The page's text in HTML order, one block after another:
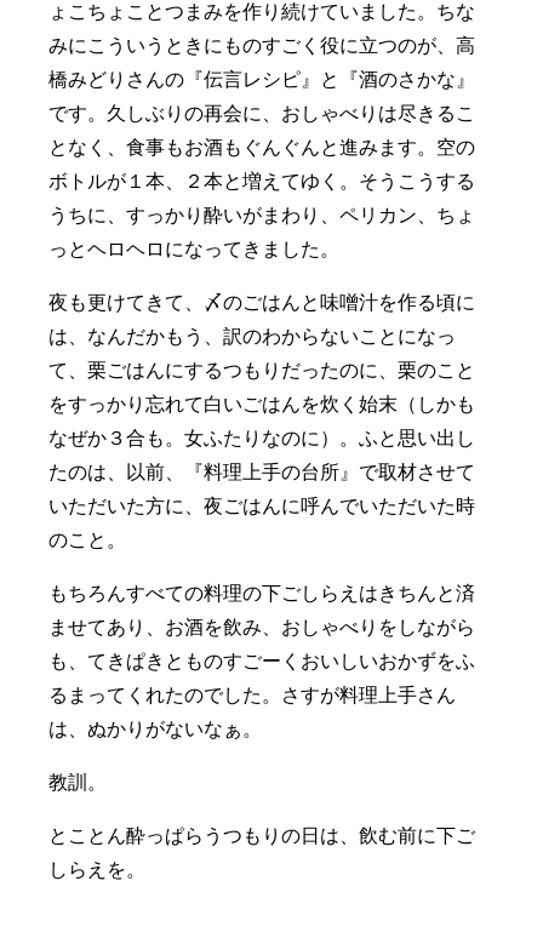
ょこちょことつまみを作り続けていました。ちな
みにこういうときにものすごく役に立つのが、高
橋みどりさんの『伝言レシピ』と『酒のさかな』
です。久しぶりの再会に、おしゃべりは尽きるこ
となく、食事もお酒もぐんぐんと進みます。空の
ボトルが１本、２本と増えてゆく。そうこうする
うちに、すっかり酔いがまわり、ペリカン、ちょ
っとヘロヘロになってきました。
夜も更けてきて、〆のごはんと味噌汁を作る頃に
は、なんだかもう、訳のわからないことになっ
て、栗ごはんにするつもりだったのに、栗のこと
をすっかり忘れて白いごはんを炊く始末（しかも
なぜか３合も。女ふたりなのに）。ふと思い出し
たのは、以前、『料理上手の台所』で取材させて
いただいた方に、夜ごはんに呼んでいただいた時
のこと。
もちろんすべての料理の下ごしらえはきちんと済
ませてあり、お酒を飲み、おしゃべりをしながら
も、てきぱきとものすごーくおいしいおかずをふ
るまってくれたのでした。さすが料理上手さん
は、ぬかりがないなぁ。
教訓。
とことん酔っぱらうつもりの日は、飲む前に下ご
しらえを。